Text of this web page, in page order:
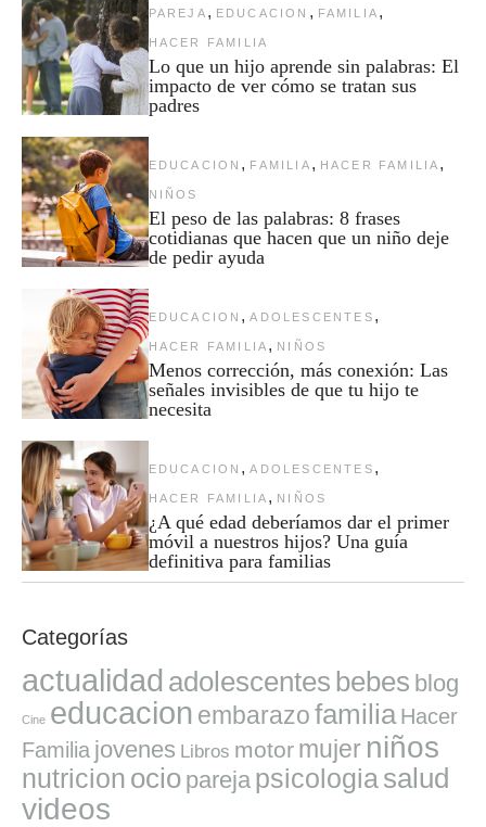
PAREJA , EDUCACION , FAMILIA ,
HACER FAMILIA
Lo que un hijo aprende sin palabras: El
impacto de ver cómo se tratan sus
padres
EDUCACION , FAMILIA , HACER FAMILIA ,
NIÑOS
El peso de las palabras: 8 frases
cotidianas que hacen que un niño deje
de pedir ayuda
EDUCACION , ADOLESCENTES ,
HACER FAMILIA , NIÑOS
Menos corrección, más conexión: Las
señales invisibles de que tu hijo te
necesita
EDUCACION , ADOLESCENTES ,
HACER FAMILIA , NIÑOS
¿A qué edad deberíamos dar el primer
móvil a nuestros hijos? Una guía
definitiva para familias
Categorías
actualidad adolescentes bebes blog
Cine educacion embarazofamilia Hacer
Familia jovenes Libros motor mujer niños
nutricion ocio pareja psicologiasalud
videos